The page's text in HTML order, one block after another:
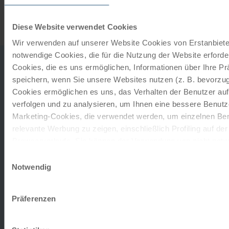
Diese Website verwendet Cookies
Wir verwenden auf unserer Website Cookies von
notwendige Cookies, die für die Nutzung der Website
Cookies, die es uns ermöglichen, Informationen über Ihre
speichern, wenn Sie unsere Websites nutzen (z. B.
Cookies ermöglichen es uns, das Verhalten der Benutzer
verfolgen und zu analysieren, um Ihnen eine bessere
Marketing-Cookies, die verwendet werden, um einzelnen
relevante Werbung zu zeigen, einschließlich Profiling auf
entscheiden, nur notwendige Cookies zu verwenden, indem
Impressum
Notwendig
Präferenzen
Ihre Hotels
Mittelklassehotels oder Pensionen der 2☼☼oder
3☼☼☼Kategorie
Hamburg, 3☼☼☼Best Western Raphael Hotel Altona
oder gleichwertig
Brunsbüttel, Schleusenhotel oder gleichwertig